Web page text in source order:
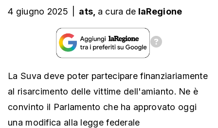
4 giugno 2025 ats, a cura de laRegione
La Suva deve poter partecipare finanziariamente
al risarcimento delle vittime dell'amianto. Ne è
convinto il Parlamento che ha approvato oggi
una modifica alla legge federale